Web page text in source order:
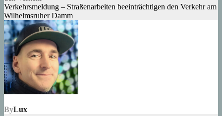
Verkehrsmeldung – Straßenarbeiten beeinträchtigen den Verkehr am
Wilhelmsruher Damm
ByLux